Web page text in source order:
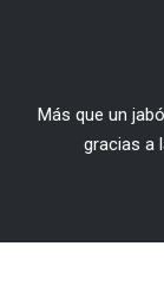
Más que un
gracias a